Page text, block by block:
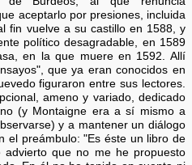
aceptarlo por presiones, incluida
fin vuelve a su castillo en 1588, y
político desagradable, en 1589
en la que muere en 1592. Allí
que ya eran conocidos en
figuraron entre sus lectores.
ameno y variado, dedicado
(y Montaigne era a sí mismo a
y a mantener un diálogo
el preámbulo: "Es éste un libro de
que no me he propuesto